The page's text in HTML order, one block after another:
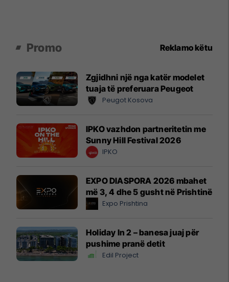
Promo Reklamo këtu
Zgjidhni një nga katër modelet
tuaja të preferuara Peugeot
Peugot Kosova
IPKO vazhdon partneritetin me
Sunny Hill Festival 2026
IPKO
EXPO DIASPORA 2026 mbahet
më 3, 4 dhe 5 gusht në Prishtinë
Expo Prishtina
Holiday In 2 – banesa juaj për
pushime pranë detit
Edil Project